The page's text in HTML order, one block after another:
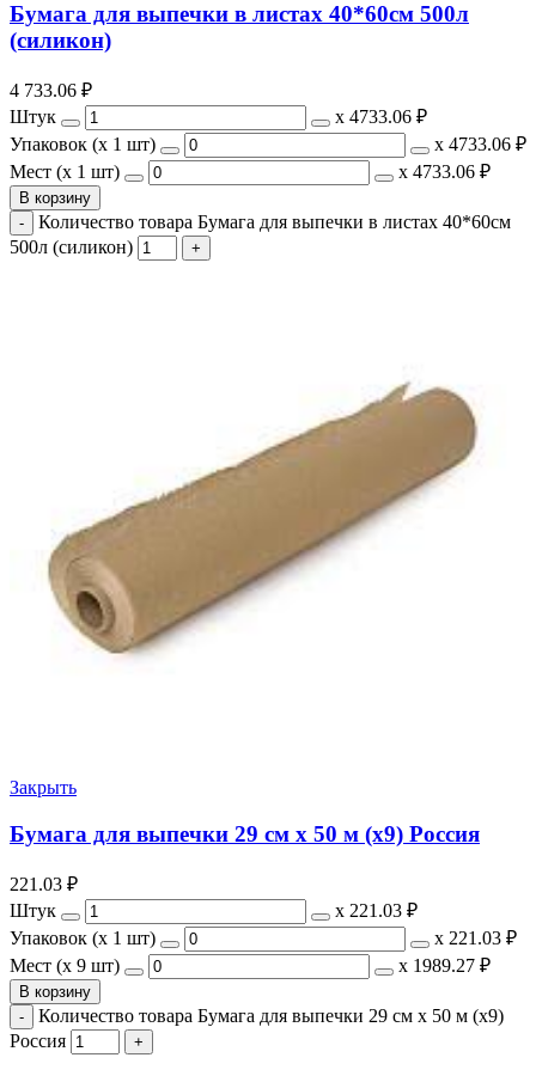
Бумага для выпечки в листах 40*60см 500л
(силикон)
4 733.06 ₽
Штук
х 4733.06 ₽
Упаковок (x 1 шт)
х 4733.06 ₽
Мест (x 1 шт)
х 4733.06 ₽
В корзину
Количество товара Бумага для выпечки в листах 40*60см
500л (силикон)
Закрыть
Бумага для выпечки 29 см х 50 м (х9) Россия
221.03 ₽
Штук
х 221.03 ₽
Упаковок (x 1 шт)
х 221.03 ₽
Мест (x 9 шт)
х 1989.27 ₽
В корзину
Количество товара Бумага для выпечки 29 см х 50 м (х9)
Россия